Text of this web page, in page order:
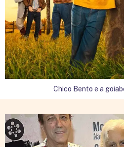
Chico Bento e a